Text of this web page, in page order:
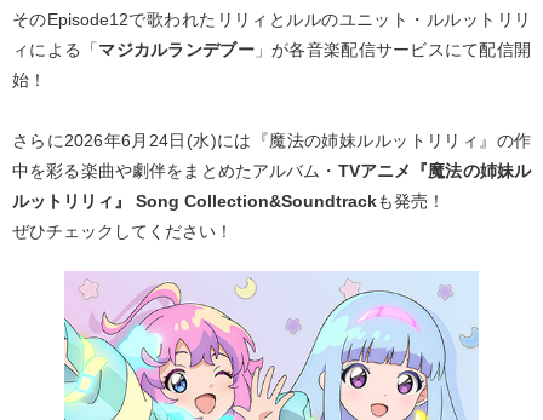
そのEpisode12で歌われたリリィとルルのユニット・ルルットリリ
ィによる「マジカルランデブー」が各音楽配信サービスにて配信開
始！
さらに2026年6月24日(水)には『魔法の姉妹ルルットリリィ』の作
中を彩る楽曲や劇伴をまとめたアルバム・ TVアニメ『魔法の姉妹ル
ルットリリィ』 Song Collection&Soundtrackも発売！
ぜひチェックしてください！